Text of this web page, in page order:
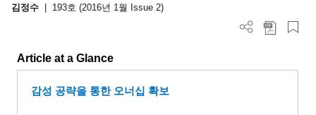
김정수 193호 (2016년 1월 Issue 2)
Article at a Glance
감성 공략을 통한 오너십 확보